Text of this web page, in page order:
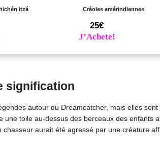
itzá Créoles amérindiennes
25€
J’Achete!
signification
autour du Dreamcatcher, mais elles
une toile au-dessus des berceaux des enfants
chasseur aurait été agressé par une créature